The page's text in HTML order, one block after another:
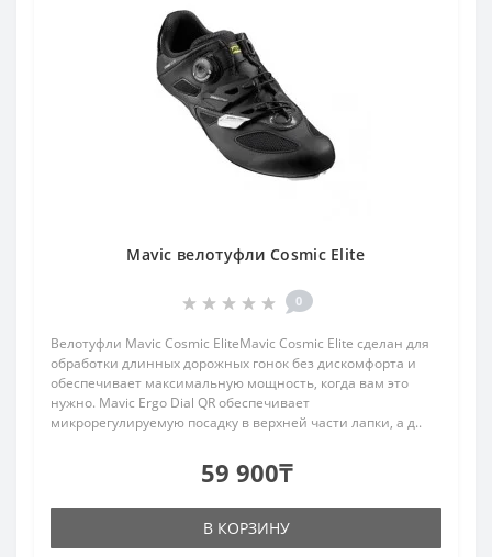
Mavic велотуфли Cosmic Elite
0
Велотуфли Mavic Cosmic EliteMavic Cosmic Elite сделан для
обработки длинных дорожных гонок без дискомфорта и
обеспечивает максимальную мощность, когда вам это
нужно. Mavic Ergo Dial QR обеспечивает
микрорегулируемую посадку в верхней части лапки, а д..
59 900₸
В КОРЗИНУ